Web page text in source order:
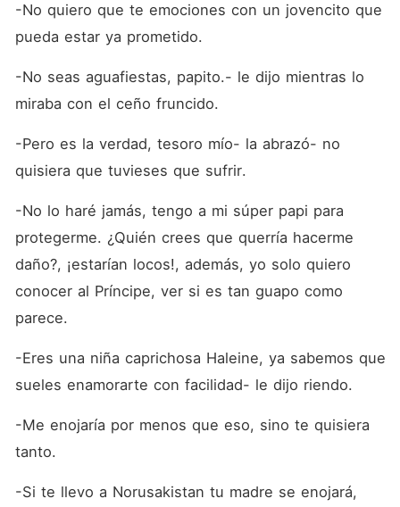
-No quiero que te emociones con un jovencito que
pueda estar ya prometido.
-No seas aguafiestas, papito.- le dijo mientras lo
miraba con el ceño fruncido.
-Pero es la verdad, tesoro mío- la abrazó- no
quisiera que tuvieses que sufrir.
-No lo haré jamás, tengo a mi súper papi para
protegerme. ¿Quién crees que querría hacerme
daño?, ¡estarían locos!, además, yo solo quiero
conocer al Príncipe, ver si es tan guapo como
parece.
-Eres una niña caprichosa Haleine, ya sabemos que
sueles enamorarte con facilidad- le dijo riendo.
-Me enojaría por menos que eso, sino te quisiera
tanto.
-Si te llevo a Norusakistan tu madre se enojará,